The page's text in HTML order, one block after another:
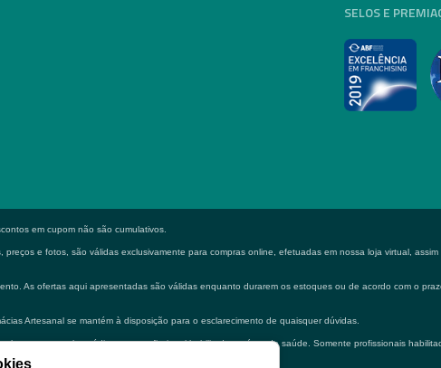
SELOS E
em cupom não são cumulativos.
e fotos, são válidas exclusivamente para compras online, efetuadas em nossa loja virtual,
As ofertas aqui apresentadas são válidas enquanto durarem os estoques ou de acordo com o
Artesanal se mantém à disposição para o esclarecimento de quaisquer dúvidas.
a consulta médica e ou profissional habilitado na área de saúde. Somente profissionais